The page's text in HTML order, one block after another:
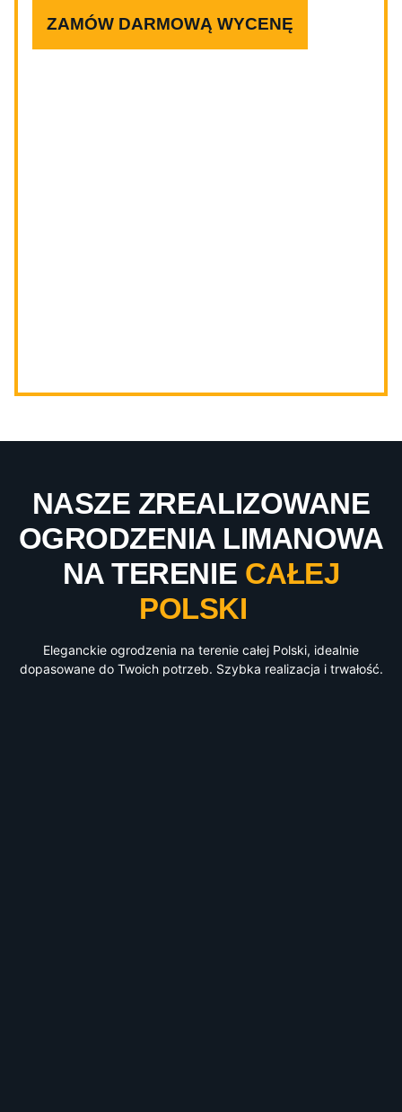
ZAMÓW DARMOWĄ WYCENĘ
NASZE ZREALIZOWANE
OGRODZENIA LIMANOWA
NA TERENIE CAŁEJ
POLSKI
Eleganckie ogrodzenia na terenie całej Polski, idealnie
dopasowane do Twoich potrzeb. Szybka realizacja i trwałość.